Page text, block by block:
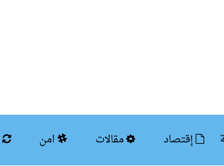
إقتصاد مقالات امن